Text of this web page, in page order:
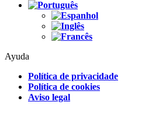
Ayuda
Política de privacidade
Política de cookies
Aviso legal